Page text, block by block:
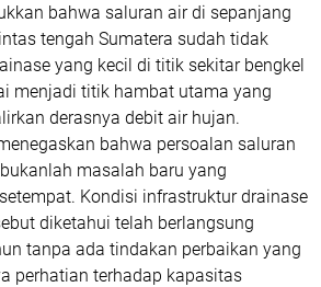
bahwa saluran air di sepanjang
tengah Sumatera sudah tidak
yang kecil di titik sekitar bengkel
menjadi titik hambat utama yang
derasnya debit air hujan.
bahwa persoalan saluran
masalah baru yang
Kondisi infrastruktur drainase
diketahui telah berlangsung
tanpa ada tindakan perbaikan yang
perhatian terhadap kapasitas